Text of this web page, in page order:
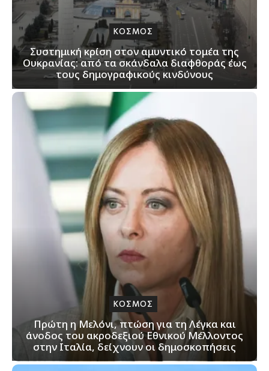
ΚΟΣΜΟΣ
Συστημική κρίση στον αμυντικό τομέα της
Ουκρανίας: από τα σκάνδαλα διαφθοράς έως
τους δημογραφικούς κινδύνους
ΚΟΣΜΟΣ
Πρώτη η Μελόνι, πτώση για τη Λέγκα και
άνοδος του ακροδεξιού Εθνικού Μέλλοντος
στην Ιταλία, δείχνουν οι δημοσκοπήσεις